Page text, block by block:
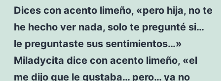
Dices con acento limeño, «pero hija, no te
he hecho ver nada, solo te pregunté si…
le preguntaste sus sentimientos…»
Miladycita dice con acento limeño, «el
me dijo que le gustaba… pero… ya no